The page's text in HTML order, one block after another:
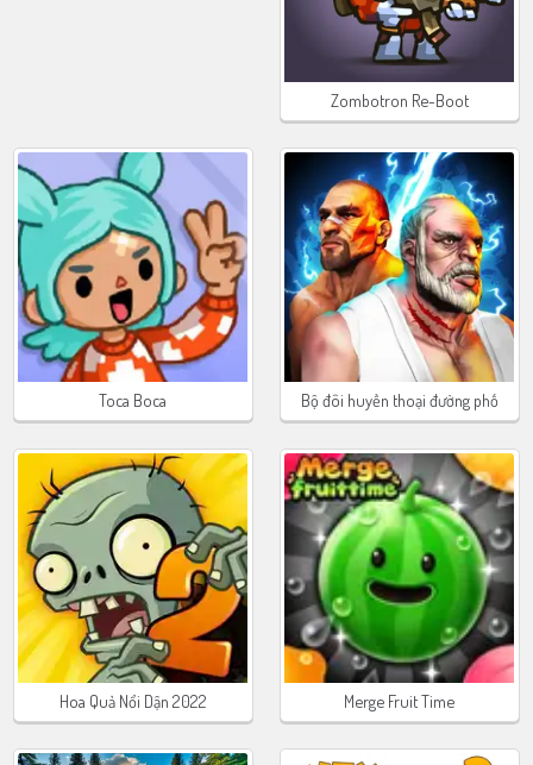
Zombotron Re-Boot
Toca Boca Bộ đôi huyền thoại đường phố
Hoa Quả Nổi Dận 2022 Merge Fruit Time